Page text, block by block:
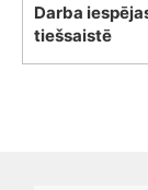
Darba
tiešsaistē